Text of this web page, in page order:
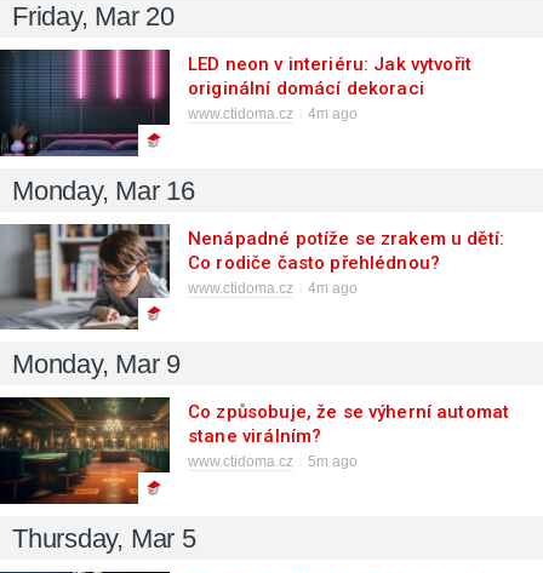
Friday, Mar 20
LED neon v interiéru: Jak vytvořit
originální domácí dekoraci
www.ctidoma.cz 4m ago
Monday, Mar 16
Nenápadné potíže se zrakem u dětí:
Co rodiče často přehlédnou?
www.ctidoma.cz 4m ago
Monday, Mar 9
Co způsobuje, že se výherní automat
stane virálním?
www.ctidoma.cz 5m ago
Thursday, Mar 5